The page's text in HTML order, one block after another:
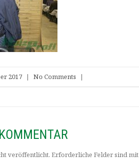
2017 | No Comments |
veröffentlicht. Erforderliche Felder sind mit